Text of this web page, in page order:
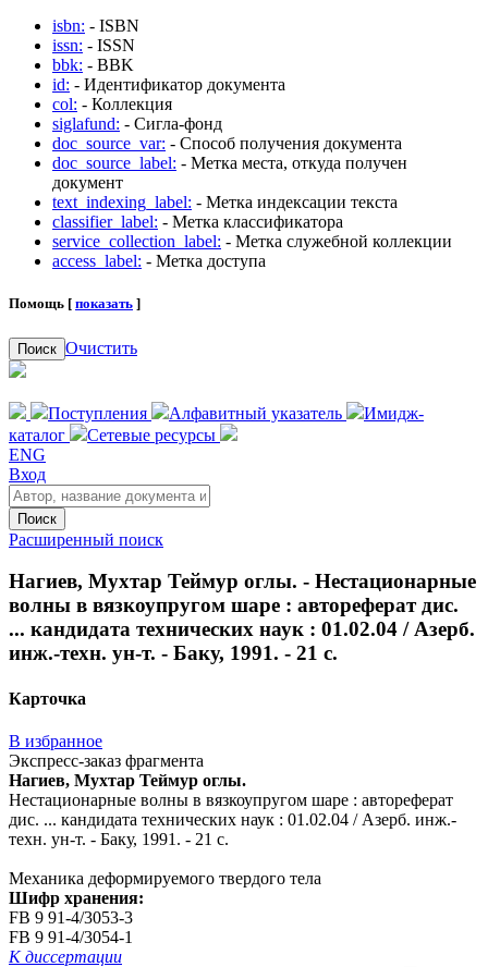
isbn: - ISBN
issn: - ISSN
bbk: - BBK
id: - Идентификатор документа
col: - Коллекция
siglafund: - Сигла-фонд
doc_source_var: - Способ получения документа
doc_source_label: - Метка места, откуда получен
документ
text_indexing_label: - Метка индексации текста
classifier_label: - Метка классификатора
service_collection_label: - Метка служебной коллекции
access_label: - Метка доступа
Помощь [ показать ]
Поиск Очистить
Поступления Алфавитный указатель
Имидж-
каталог
Сетевые ресурсы
ENG
Вход
Поиск
Расширенный поиск
Нагиев, Мухтар Теймур оглы. - Нестационарные
волны в вязкоупругом шаре : автореферат дис.
... кандидата технических наук : 01.02.04 / Азерб.
инж.-техн. ун-т. - Баку, 1991. - 21 с.
Карточка
В избранное
Экспресс-заказ фрагмента
Нагиев, Мухтар Теймур оглы.
Нестационарные волны в вязкоупругом шаре : автореферат
дис. ... кандидата технических наук : 01.02.04 / Азерб. инж.-
техн. ун-т. - Баку, 1991. - 21 с.
Механика деформируемого твердого тела
Шифр хранения:
FB 9 91-4/3053-3
FB 9 91-4/3054-1
К диссертации